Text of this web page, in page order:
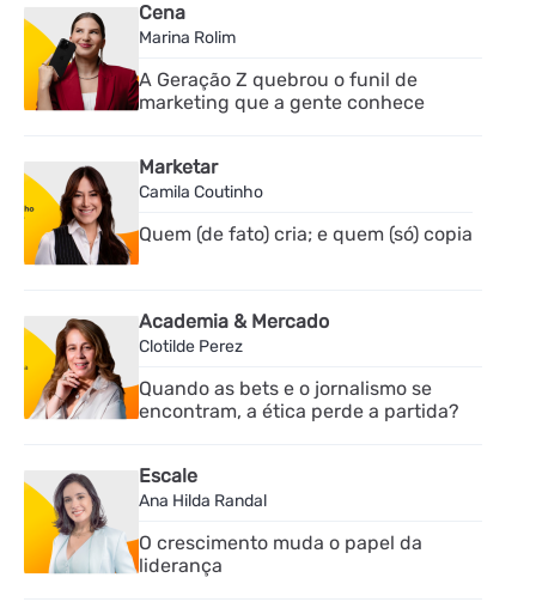
Cena
Marina Rolim
A Geração Z quebrou o funil de
marketing que a gente conhece
Marketar
Camila Coutinho
Quem (de fato) cria; e quem (só) copia
Academia & Mercado
Clotilde Perez
Quando as bets e o jornalismo se
encontram, a ética perde a partida?
Escale
Ana Hilda Randal
O crescimento muda o papel da
liderança